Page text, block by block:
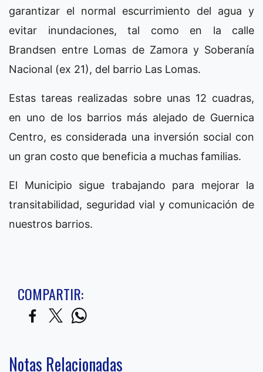
garantizar el normal escurrimiento del agua y
evitar inundaciones, tal como en la calle
Brandsen entre Lomas de Zamora y Soberanía
Nacional (ex 21), del barrio Las Lomas.
Estas tareas realizadas sobre unas 12 cuadras,
en uno de los barrios más alejado de Guernica
Centro, es considerada una inversión social con
un gran costo que beneficia a muchas familias.
El Municipio sigue trabajando para mejorar la
transitabilidad, seguridad vial y comunicación de
nuestros barrios.
COMPARTIR:
Notas Relacionadas